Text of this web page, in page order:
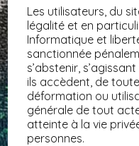
Les utilisateurs, du
légalité et en
Informatique et
sanctionnée
s’abstenir,
ils accèdent, de
déformation ou
générale de tout
atteinte à la vie
personnes.